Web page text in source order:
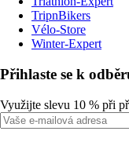
TripnBikers
Vélo-Store
Winter-Expert
Přihlaste se k
Využijte slevu 10 % při